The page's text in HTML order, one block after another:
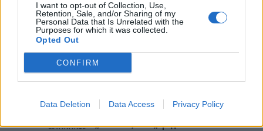
I want to opt-out of Collection, Use,
Retention, Sale, and/or Sharing of my
Personal Data that Is Unrelated with the
Purposes for which it was collected.
Opted Out
CONFIRM
Data Deletion Data Access Privacy Policy
БУГАРИТЕ СО ШОКАНТНО
ОТКРИТИЕ по падот на Дунав,
кренаа дронови да снимаат
ПРЕДУПРЕДЕНИ СЕ: „Бугарија
итно ја преиспитува својата
одлука“
БЕЛ ШТРАЈК НА ГРАНИЦИТЕ:
Вака не било никогаш на
„Евзони“, а на „Градина“ се